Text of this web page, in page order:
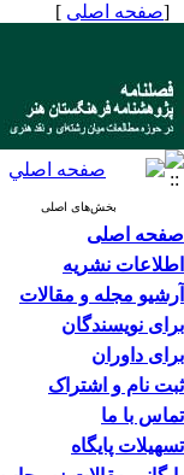
[صفحه اصلی ]
بخش‌های اصلی
صفحه اصلی
اطلاعات نشریه
آرشیو مجله و مقالات
برای نویسندگان
برای داوران
ثبت نام و اشتراک
تماس با ما
تسهیلات پایگاه